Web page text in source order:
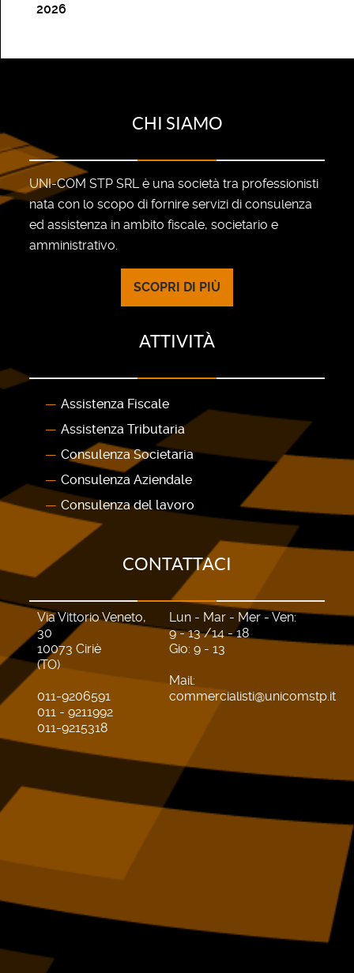
2026
CHI SIAMO
UNI-COM STP SRL è una società tra professionisti
nata con lo scopo di fornire servizi di consulenza
ed assistenza in ambito fiscale, societario e
amministrativo.
SCOPRI DI PIÙ
ATTIVITÀ
Assistenza Fiscale
Assistenza Tributaria
Consulenza Societaria
Consulenza Aziendale
Consulenza del lavoro
CONTATTACI
Via Vittorio Veneto,
30
10073 Ciriè
(TO)
011-9206591
011 - 9211992
011-9215318
Lun - Mar - Mer - Ven:
9 - 13 /14 - 18
Gio: 9 - 13
Mail:
commercialisti@unicomstp.it